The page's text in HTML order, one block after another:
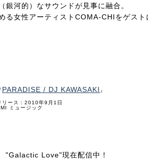
銀河的）なサウンドが見事に融合。
る女性アーティストCOMA-CHIをゲス
PARADISE / DJ KAWASAKI 』
リース：2010年9月1日
ミュージック
Love"現在配信中！